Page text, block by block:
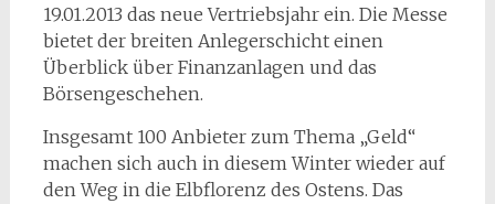
19.01.2013 das neue Vertriebsjahr ein. Die Messe
bietet der breiten Anlegerschicht einen
Überblick über Finanzanlagen und das
Börsengeschehen.
Insgesamt 100 Anbieter zum Thema „Geld“
machen sich auch in diesem Winter wieder auf
den Weg in die Elbflorenz des Ostens. Das